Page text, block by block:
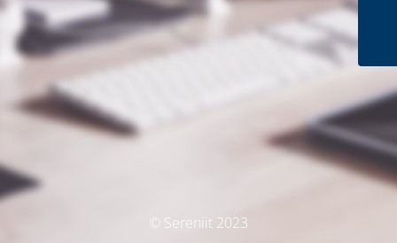
© Sereniit 2023